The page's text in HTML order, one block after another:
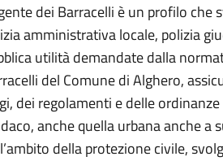
dei Barracelli è un profilo
amministrativa locale, polizia
utilità demandate dalla
del Comune di Alghero,
dei regolamenti e delle
anche quella urbana anche a
della protezione civile,